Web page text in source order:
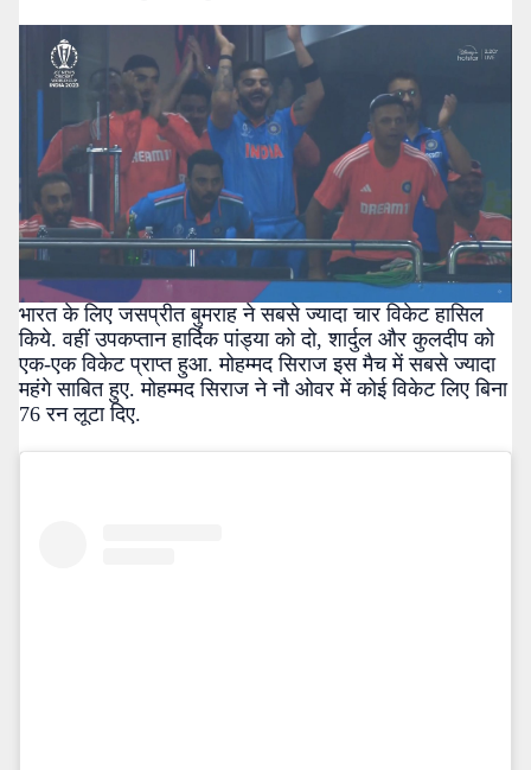
भारत के लिए जसप्रीत बुमराह ने सबसे ज्यादा चार विकेट हासिल
किये. वहीं उपकप्तान हार्दिक पांड्या को दो, शार्दुल और कुलदीप को
एक-एक विकेट प्राप्त हुआ. मोहम्मद सिराज इस मैच में सबसे ज्यादा
महंगे साबित हुए. मोहम्मद सिराज ने नौ ओवर में कोई विकेट लिए बिना
76 रन लूटा दिए.